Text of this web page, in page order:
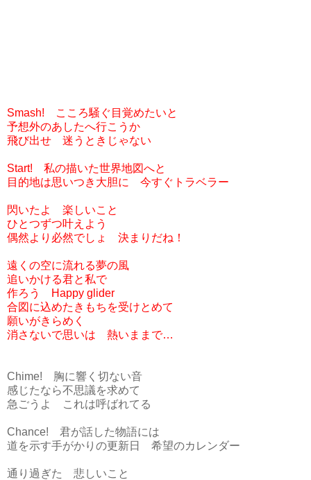
Smash! こころ騒ぐ目覚めたいと
予想外のあしたへ行こうか
飛び出せ 迷うときじゃない
Start! 私の描いた世界地図へと
目的地は思いつき大胆に 今すぐトラベラー
閃いたよ 楽しいこと
ひとつずつ叶えよう
偶然より必然でしょ 決まりだね！
遠くの空に流れる夢の風
追いかける君と私で
作ろう Happy glider
合図に込めたきもちを受けとめて
願いがきらめく
消さないで思いは 熱いままで…
Chime! 胸に響く切ない音
感じたなら不思議を求めて
急ごうよ これは呼ばれてる
Chance! 君が話した物語には
道を示す手がかりの更新日 希望のカレンダー
通り過ぎた 悲しいこと